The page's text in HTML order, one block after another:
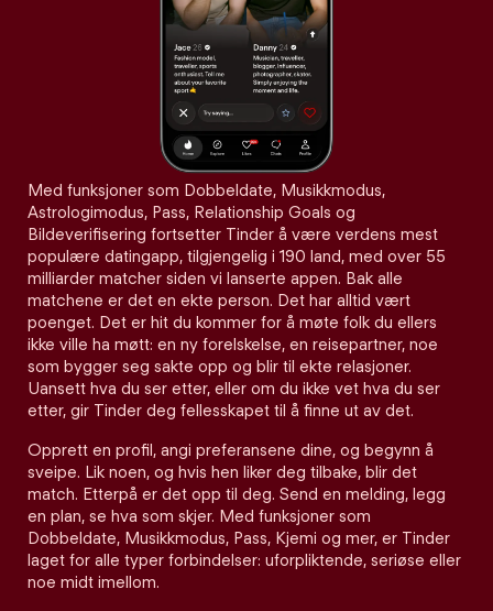
Med funksjoner som Dobbeldate, Musikkmodus,
Astrologimodus, Pass, Relationship Goals og
Bildeverifisering fortsetter Tinder å være verdens mest
populære datingapp, tilgjengelig i 190 land, med over 55
milliarder matcher siden vi lanserte appen. Bak alle
matchene er det en ekte person. Det har alltid vært
poenget. Det er hit du kommer for å møte folk du ellers
ikke ville ha møtt: en ny forelskelse, en reisepartner, noe
som bygger seg sakte opp og blir til ekte relasjoner.
Uansett hva du ser etter, eller om du ikke vet hva du ser
etter, gir Tinder deg fellesskapet til å finne ut av det.
Opprett en profil, angi preferansene dine, og begynn å
sveipe. Lik noen, og hvis hen liker deg tilbake, blir det
match. Etterpå er det opp til deg. Send en melding, legg
en plan, se hva som skjer. Med funksjoner som
Dobbeldate, Musikkmodus, Pass, Kjemi og mer, er Tinder
laget for alle typer forbindelser: uforpliktende, seriøse eller
noe midt imellom.